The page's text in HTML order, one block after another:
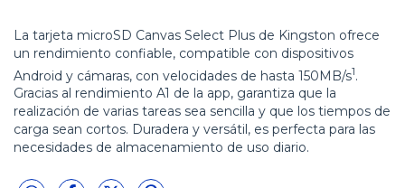
La tarjeta microSD Canvas Select Plus de Kingston ofrece
un rendimiento confiable, compatible con dispositivos
Android y cámaras, con velocidades de hasta 150MB/s1.
Gracias al rendimiento A1 de la app, garantiza que la
realización de varias tareas sea sencilla y que los tiempos de
carga sean cortos. Duradera y versátil, es perfecta para las
necesidades de almacenamiento de uso diario.